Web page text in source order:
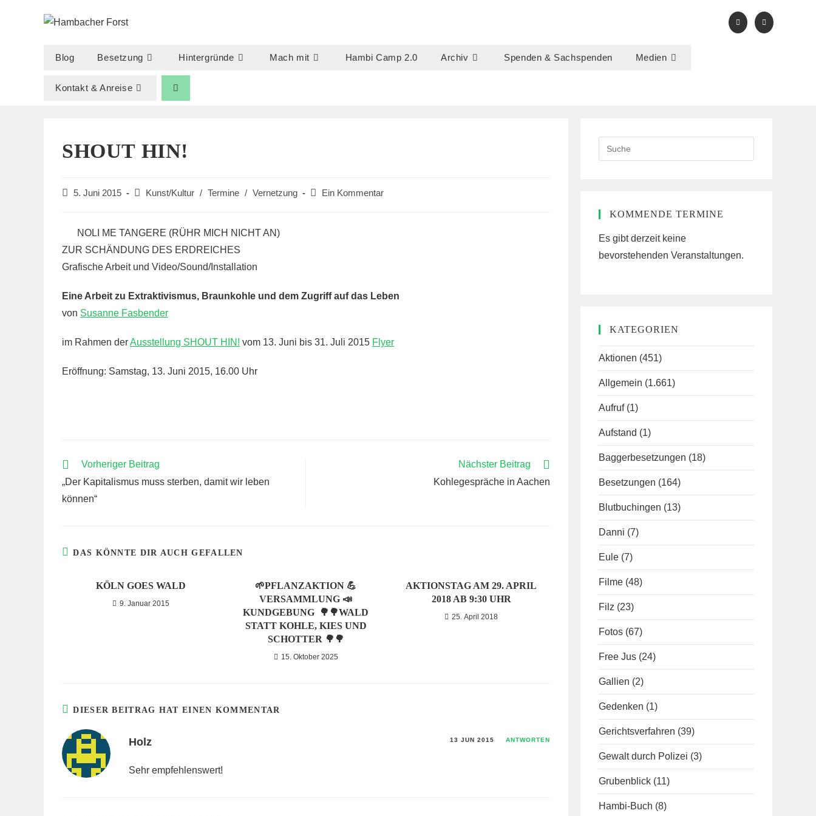
Blog Besetzung Hintergründe Mach mit Hambi Camp 2.0 Archiv Spenden & Sachspenden Medien
Kontakt & Anreise
SHOUT HIN!
Beitrag5. Juni 2015
Beitrags-
Kunst/Kultur / Termine / Vernetzung
Beitrags-
Ein Kommentar
NOLI ME TANGERE (RÜHR MICH NICHT AN)
ZUR SCHÄNDUNG DES ERDREICHES
Grafische Arbeit und Video/Sound/Installation
Eine Arbeit zu Extraktivismus, Braunkohle und dem Zugriff auf das Leben
von Susanne Fasbender
im Rahmen derAusstellung SHOUT HIN! vom 13. Juni bis 31. Juli 2015 Flyer
Eröffnung: Samstag, 13. Juni 2015, 16.00 Uhr
WEITERE
ANSEHEN
Vorheriger Beitrag
„Der Kapitalismus muss sterben, damit wir leben
können“
Nächster Beitrag
Kohlegespräche in Aachen
DAS KÖNNTE DIR AUCH GEFALLEN
KÖLN GOES WALD
9. Januar 2015
🌱PFLANZAKTION 💪
VERSAMMLUNG 📣
KUNDGEBUNG 🌳🌳WALD
STATT KOHLE, KIES UND
SCHOTTER 🌳🌳
15. Oktober 2025
AKTIONSTAG AM 29. APRIL
2018 AB 9:30 UHR
25. April 2018
DIESER BEITRAG HAT EINEN KOMMENTAR
Holz 13 JUN 2015 ANTWORTEN
Sehr empfehlenswert!
this
KOMMENDE TERMINE
Es gibt derzeit keine
bevorstehenden Veranstaltungen.
KATEGORIEN
Aktionen (451)
Allgemein (1.661)
Aufruf (1)
Aufstand (1)
Baggerbesetzungen (18)
Besetzungen (164)
Blutbuchingen (13)
Danni (7)
Eule (7)
Filme (48)
Filz (23)
Fotos (67)
Free Jus (24)
Gallien (2)
Gedenken (1)
Gerichtsverfahren (39)
Gewalt durch Polizei (3)
Grubenblick (11)
Hambi-Buch (8)